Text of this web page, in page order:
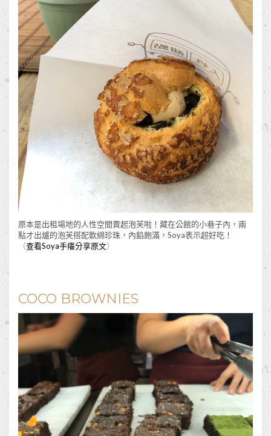
原本是出租場地的人性空間賣起泡芙啦！藏在公館的小巷子內，兩
點才出爐的泡芙搭配軟綿珍珠，內餡飽滿，Soya表示超好吃！
（查看Soya手癢分享原文）
COCO BROWNIES